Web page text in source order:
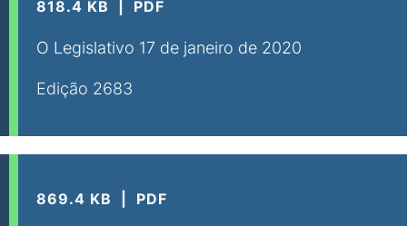
818.4 KB PDF
O Legislativo 17 de janeiro de 2020
Edição 2683
869.4 KB PDF